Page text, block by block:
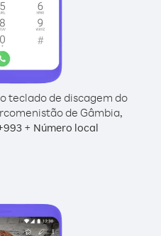
teclado de discagem do
de Gâmbia,
993+ Número local